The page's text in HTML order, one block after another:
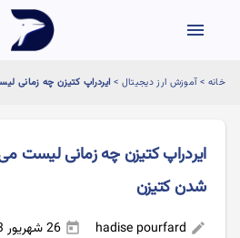
menu
خانه >آموزش ارز دیجیتال > ایردراپ کتیزن چه زمانی
ایردراپ کتیزن چه زمانی لیست
شدن کتیزن
edit
today